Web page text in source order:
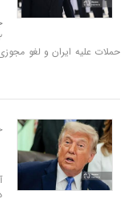
حملات علیه ایران و لغو